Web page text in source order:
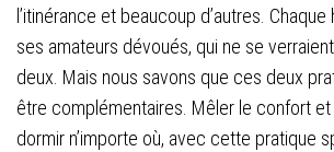
l’itinérance et beaucoup d’autres.
ses amateurs dévoués, qui ne se
deux. Mais nous savons que ces deux
être complémentaires. Mêler le confort
dormir n’importe où, avec cette pratique